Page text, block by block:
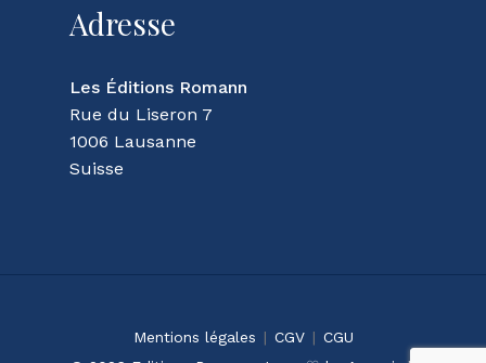
Adresse
Les Éditions Romann
Rue du Liseron 7
1006 Lausanne
Suisse
Mentions légales | CGV| CGU